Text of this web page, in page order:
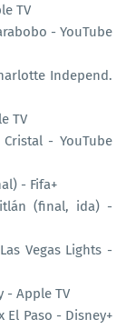
TV
- YouTube
Independ.
TV
- YouTube
- Fifa+
(final, ida) -
Vegas Lights -
- Apple TV
El Paso - Disney+